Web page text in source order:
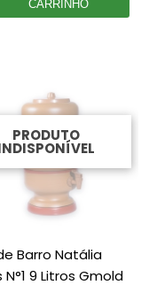
CARRINHO
PRODUTO
Barro Natália
N°1 9 Litros Gmold